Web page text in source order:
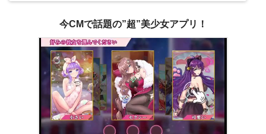
今CMで話題の”超”美少女アプリ！